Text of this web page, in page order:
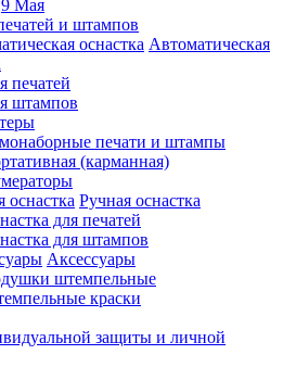
9 Мая
и штампов
Автоматическая
печатей
штампов
печати и штампы
(карманная)
Ручная оснастка
для печатей
для штампов
Аксессуары
штемпельные
краски
защиты и личной